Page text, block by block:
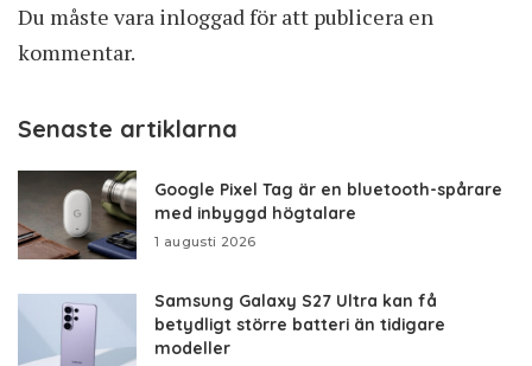
Du måste vara inloggadför att publicera en
kommentar.
Senaste artiklarna
Google Pixel Tag är en bluetooth-spårare
med inbyggd högtalare
1 augusti 2026
Samsung Galaxy S27 Ultra kan få
betydligt större batteri än tidigare
modeller